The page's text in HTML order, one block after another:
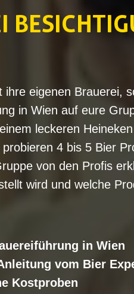
ihre eigenen Brauerei,
in Wien auf eure
leckeren
4 bis 5 Bier
von den Profis
wird und welche
in Wien
vom Bier
Kostproben